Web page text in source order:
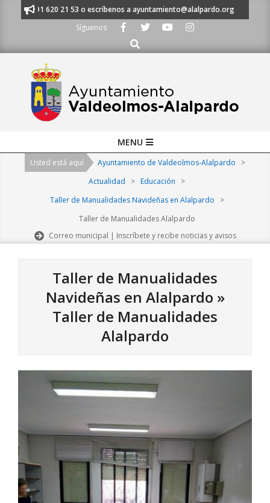
al 91 620 21 53 o escríbenos a ayuntamiento@alalpardo.org
Síguenos
Buscar
Navigation
MENU
Usted está aquí Ayuntamiento de Valdeolmos-Alalpardo
>
Actualidad
> Educación
>
Taller de Manualidades Navideñas en Alalpardo
>
Taller de Manualidades Alalpardo
Correo municipal | Inscríbete y recibe noticias y avisos
Taller de Manualidades
Navideñas en Alalpardo »
Taller de Manualidades
Alalpardo